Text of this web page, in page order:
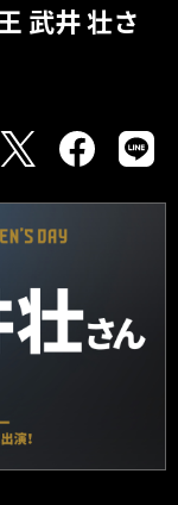
武井 壮さ